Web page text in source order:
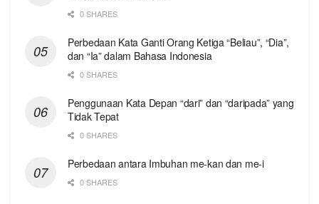
0 SHARES
Perbedaan Kata Ganti Orang Ketiga “Beliau”, “Dia”,
dan “Ia” dalam Bahasa Indonesia
0 SHARES
Penggunaan Kata Depan “dari” dan “daripada” yang
Tidak Tepat
0 SHARES
Perbedaan antara Imbuhan me-kan dan me-i
0 SHARES